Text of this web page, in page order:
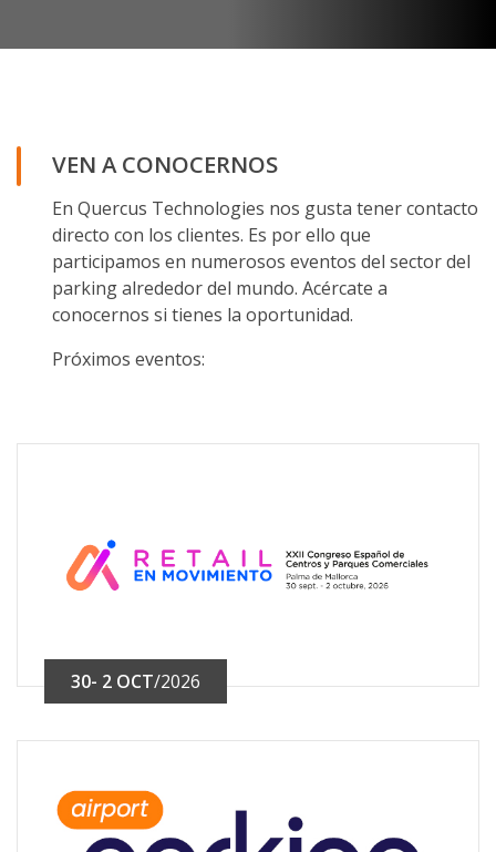
VEN A CONOCERNOS
En Quercus Technologies nos gusta tener contacto
directo con los clientes. Es por ello que
participamos en numerosos eventos del sector del
parking alrededor del mundo. Acércate a
conocernos si tienes la oportunidad.
Próximos eventos:
30- 2 OCT/2026